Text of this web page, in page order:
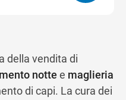
della vendita di
notte e maglieria
di capi. La cura dei